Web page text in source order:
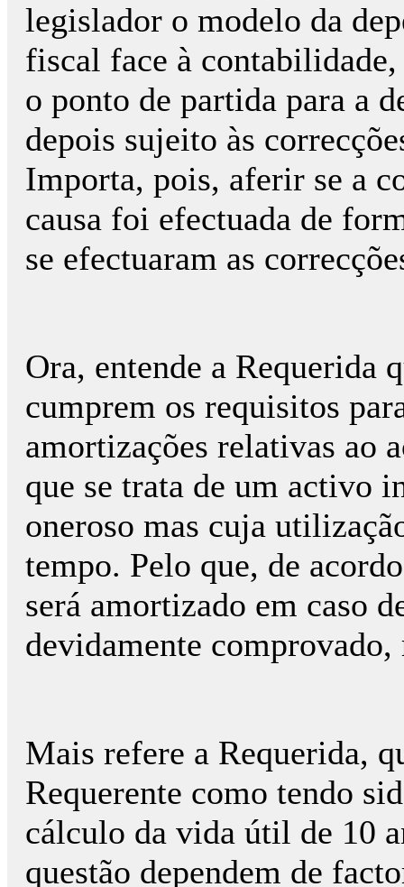
legislador o modelo da
fiscal face à
o ponto de partida para a
depois sujeito às
Importa, pois, aferir se a
causa foi efectuada de
se efectuaram as
Ora, entende a Requerida
cumprem os requisitos
amortizações relativas ao
que se trata de um activo
oneroso mas cuja
tempo. Pelo que, de
será amortizado em caso
devidamente
Mais refere a Requerida,
Requerente como tendo
cálculo da vida útil de 10
questão dependem de